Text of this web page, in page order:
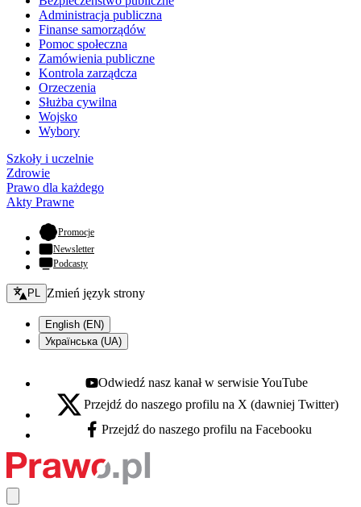
Administracja publiczna
Finanse samorządów
Pomoc społeczna
Zamówienia publiczne
Kontrola zarządcza
Orzeczenia
Służba cywilna
Wojsko
Wybory
Szkoły i uczelnie
Zdrowie
Prawo dla każdego
Akty Prawne
Promocje- otwiera się w nowej karcie
Newsletter
Podcasty
Zmień język - bieżący:
PL Zmień język strony
English (EN)
Українська (UA)
Youtube - otwiera się w nowej karcie
Odwiedź nasz kanał w serwisie YouTube
X - otwiera się w nowej karcie
Przejdź do naszego profilu na X (dawniej Twitter)
Facebook - otwiera się w nowej karcie
Przejdź do naszego profilu na Facebooku